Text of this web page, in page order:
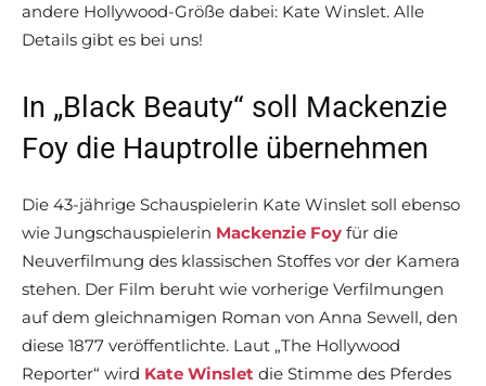
andere Hollywood-Größe dabei: Kate Winslet. Alle
Details gibt es bei uns!
In „Black Beauty“ soll Mackenzie
Foy die Hauptrolle übernehmen
Die 43-jährige Schauspielerin Kate Winslet soll ebenso
wie Jungschauspielerin Mackenzie Foy für die
Neuverfilmung des klassischen Stoffes vor der Kamera
stehen. Der Film beruht wie vorherige Verfilmungen
auf dem gleichnamigen Roman von Anna Sewell, den
diese 1877 veröffentlichte. Laut „The Hollywood
Reporter“ wird Kate Winslet die Stimme des Pferdes